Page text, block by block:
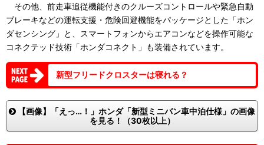
その他、前走車追従機能付きのクルーズコントロールや緊急自動
ブレーキなどの運転支援・危険回避機能をパッケージとした「ホン
ダセンシング」と、スマートフォンからエアコンなどを操作可能な
コネクテッド技術「ホンダコネクト」も装備されています。
新型フリードクロスターは寝れる？
【画像】「えっ…！」ホンダ「新型ミニバン車中泊仕様」の画像
を見る！（30枚以上）